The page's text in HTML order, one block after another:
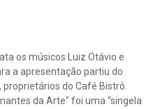
os músicos Luiz Otávio e
a apresentação partiu do
proprietários do Café Bistrô.
da Arte" foi uma “singela